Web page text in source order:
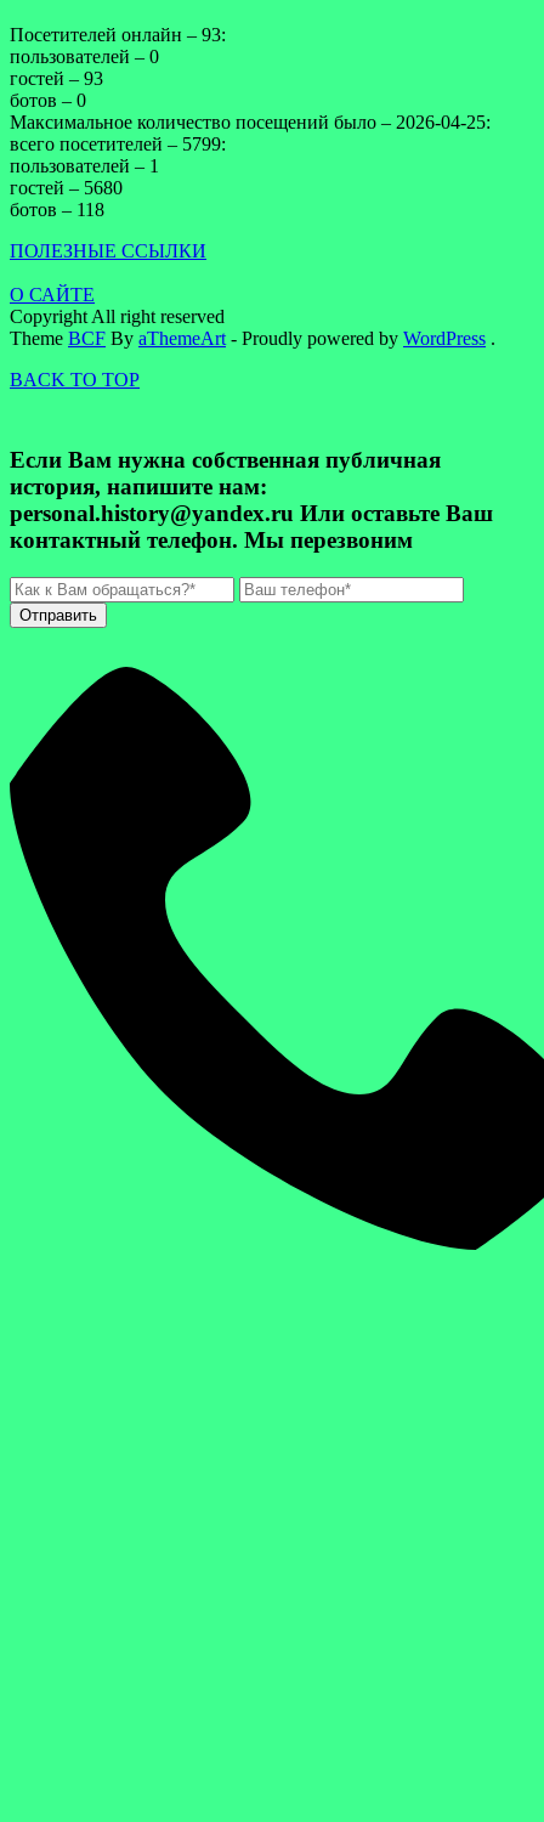
Посетителей онлайн – 93:
пользователей – 0
гостей – 93
ботов – 0
Максимальное количество посещений было – 2026-04-25:
всего посетителей – 5799:
пользователей – 1
гостей – 5680
ботов – 118
ПОЛЕЗНЫЕ ССЫЛКИ
О САЙТЕ
Copyright All right reserved
Theme BCF By aThemeArt- Proudly powered by WordPress .
BACK TO TOP
Если Вам нужна собственная публичная
история, напишите нам:
personal.history@yandex.ru Или оставьте Ваш
контактный телефон. Мы перезвоним
Отправить